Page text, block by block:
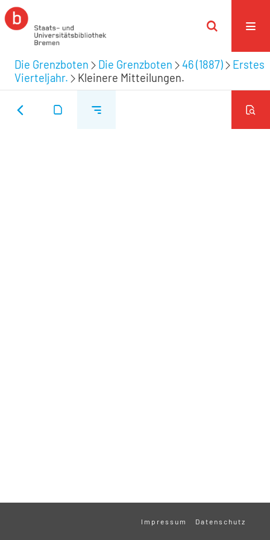
Die Grenzboten Die Grenzboten 46 (1887)
Erstes
Vierteljahr.
Kleinere Mitteilungen.
Impressum Datenschutz